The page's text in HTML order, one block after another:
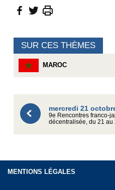
SUR CES THÈMES
MAROC
mercredi 21
9e Rencontres franco-
décentralisée, du 21 au
MENTIONS LÉGALES